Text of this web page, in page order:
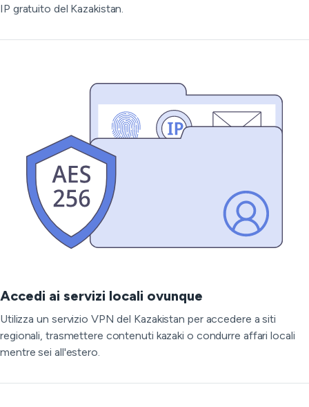
IP gratuito del Kazakistan.
Accedi ai servizi locali ovunque
Utilizza un servizio VPN del Kazakistan per accedere a siti
regionali, trasmettere contenuti kazaki o condurre affari locali
mentre sei all'estero.